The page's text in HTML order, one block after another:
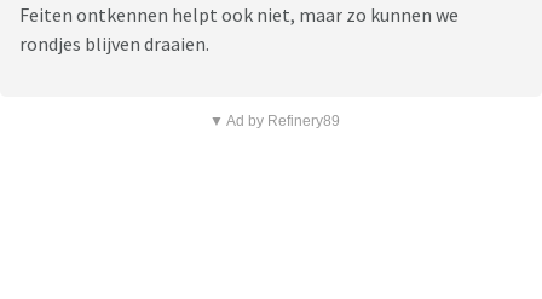
Feiten ontkennen helpt ook niet, maar zo kunnen we
rondjes blijven draaien.
▼ Ad by Refinery89